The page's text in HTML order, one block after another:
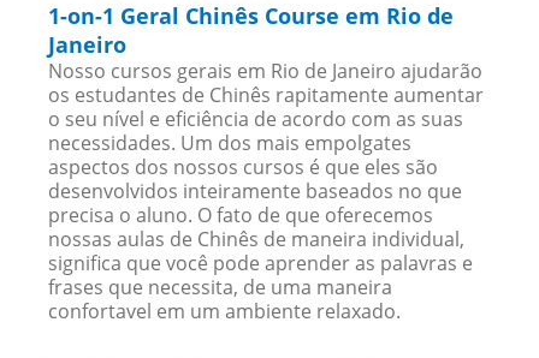
1-on-1 Geral Chinês Course em Rio de
Janeiro
Nosso cursos gerais em Rio de Janeiro ajudarão
os estudantes de Chinês rapitamente aumentar
o seu nível e eficiência de acordo com as suas
necessidades. Um dos mais empolgates
aspectos dos nossos cursos é que eles são
desenvolvidos inteiramente baseados no que
precisa o aluno. O fato de que oferecemos
nossas aulas de Chinês de maneira individual,
significa que você pode aprender as palavras e
frases que necessita, de uma maneira
confortavel em um ambiente relaxado.